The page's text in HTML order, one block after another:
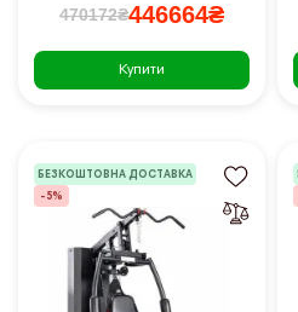
470172₴446664₴
Купити
БЕЗКОШТОВНА ДОСТАВКА
-5%